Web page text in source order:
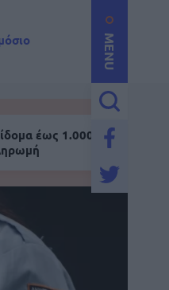
MENU
έως 1.000 ευρώ -